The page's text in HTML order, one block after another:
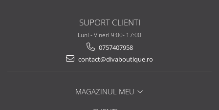
SUPORT CLIENTI
Luni - Vineri 9:00- 17:00
0757407958
contact@divaboutique.ro
MAGAZINUL MEU